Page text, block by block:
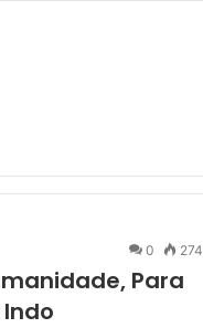
0 274
Para